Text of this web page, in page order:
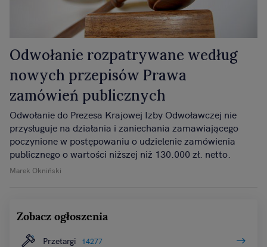
Odwołanie rozpatrywane według
nowych przepisów Prawa
zamówień publicznych
Marek Okniński
Odwołanie do Prezesa Krajowej Izby Odwoławczej nie
przysługuje na działania i zaniechania zamawiającego
poczynione w postępowaniu o udzielenie zamówienia
publicznego o wartości niższej niż 130.000 zł. netto.
Zobacz ogłoszenia
Przetargi 14277